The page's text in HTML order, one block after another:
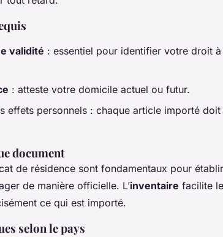
validité : essentiel pour identifier votre droit
: atteste votre domicile actuel ou futur.
effets personnels : chaque article importé
document
de résidence sont fondamentaux pour
de manière officielle. L’inventaire facilite
ce qui est importé.
selon le pays